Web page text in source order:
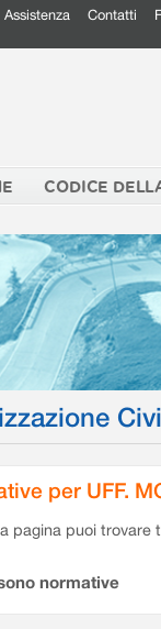
Assistenza Contatti
CODICE
per UFF.
pagina puoi
normative